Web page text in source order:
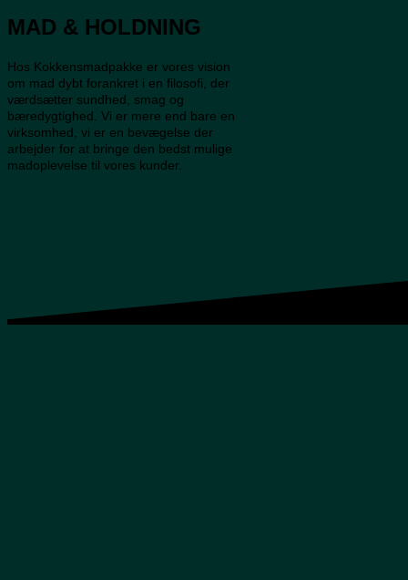
MAD & HOLDNING
Hos Kokkensmadpakke er vores vision
om mad dybt forankret i en filosofi, der
værdsætter sundhed, smag og
bæredygtighed. Vi er mere end bare en
virksomhed, vi er en bevægelse der
arbejder for at bringe den bedst mulige
madoplevelse til vores kunder.